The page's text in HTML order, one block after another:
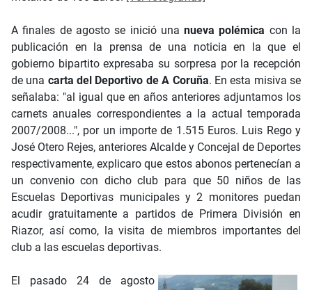
A finales de agosto se inició unanueva polémica con la
publicación en la prensa de una noticia en la que el
gobierno bipartito expresaba su sorpresa por la recepción
de una carta del Deportivo de A Coruña. En esta misiva se
señalaba: "al igual que en años anteriores adjuntamos los
carnets anuales correspondientes a la actual temporada
2007/2008...", por un importe de 1.515 Euros. Luis Rego y
José Otero Rejes, anteriores Alcalde y Concejal de Deportes
respectivamente, explicaro que estos abonos pertenecían a
un convenio con dicho club para que 50 niños de las
Escuelas Deportivas municipales y 2 monitores puedan
acudir gratuitamente a partidos de Primera División en
Riazor, así como, la visita de miembros importantes del
club a las escuelas deportivas.
El pasado 24 de agosto